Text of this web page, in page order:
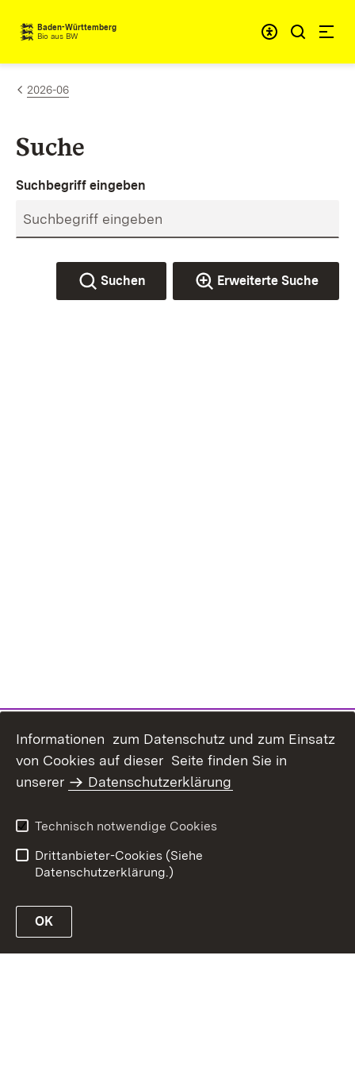
Zum Inhalt springen
Baden-Württemberg
Bio aus BW
2026-06
Suche
Suchbegriff eingeben
Suchen Erweiterte Suche
Link zur Website des MLR Baden-Württemberg
Barrierefreiheit
Informationen zum Datenschutz und zum Einsatz
von Cookies auf dieser Seite finden Sie in
unserer
Datenschutzerklärung
Technisch notwendige Cookies
Drittanbieter-Cookies (Siehe
Datenschutzerklärung.)
OK